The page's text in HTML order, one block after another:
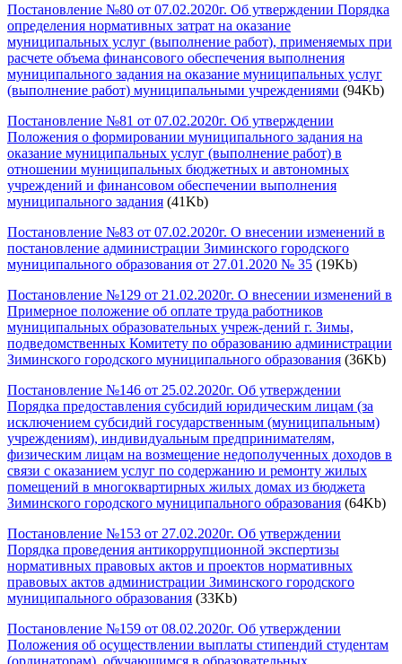
Постановление №80 от 07.02.2020г. Об утверждении Порядка
определения нормативных затрат на оказание
муниципальных услуг (выполнение работ), применяемых при
расчете объема финансового обеспечения выполнения
муниципального задания на оказание муниципальных услуг
(выполнение работ) муниципальными учреждениями (94Kb)
Постановление №81 от 07.02.2020г. Об утверждении
Положения о формировании муниципального задания на
оказание муниципальных услуг (выполнение работ) в
отношении муниципальных бюджетных и автономных
учреждений и финансовом обеспечении выполнения
муниципального задания (41Kb)
Постановление №83 от 07.02.2020г. О внесении изменений в
постановление администрации Зиминского городского
муниципального образования от 27.01.2020 № 35 (19Kb)
Постановление №129 от 21.02.2020г. О внесении изменений в
Примерное положение об оплате труда работников
муниципальных образовательных учреж-дений г. Зимы,
подведомственных Комитету по образованию администрации
Зиминского городского муниципального образования (36Kb)
Постановление №146 от 25.02.2020г. Об утверждении
Порядка предоставления субсидий юридическим лицам (за
исключением субсидий государственным (муниципальным)
учреждениям), индивидуальным предпринимателям,
физическим лицам на возмещение недополученных доходов в
связи с оказанием услуг по содержанию и ремонту жилых
помещений в многоквартирных жилых домах из бюджета
Зиминского городского муниципального образования (64Kb)
Постановление №153 от 27.02.2020г. Об утверждении
Порядка проведения антикоррупционной экспертизы
нормативных правовых актов и проектов нормативных
правовых актов администрации Зиминского городского
муниципального образования (33Kb)
Постановление №159 от 08.02.2020г. Об утверждении
Положения об осуществлении выплаты стипендий студентам
(ординаторам), обучающимся в образовательных